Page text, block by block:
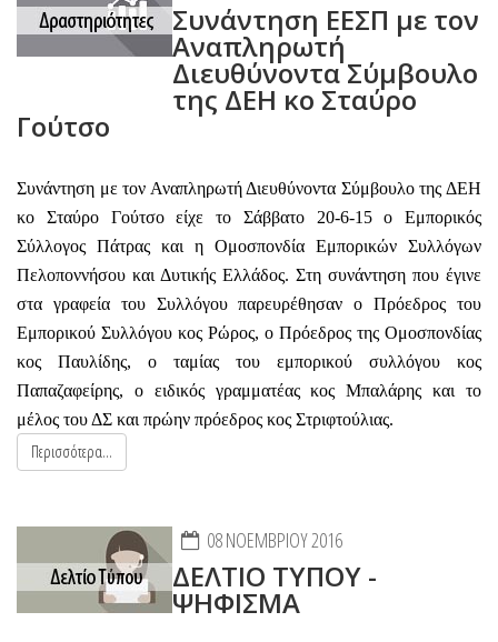
Συνάντηση ΕΕΣΠ με τον
Αναπληρωτή
Διευθύνοντα Σύμβουλο
της ΔΕΗ κο Σταύρο
Γούτσο
Συνάντηση με τον Αναπληρωτή Διευθύνοντα Σύμβουλο της ΔΕΗ
κο Σταύρο Γούτσο είχε το Σάββατο 20-6-15 ο Εμπορικός
Σύλλογος Πάτρας και η Ομοσπονδία Εμπορικών Συλλόγων
Πελοποννήσου και Δυτικής Ελλάδος. Στη συνάντηση που έγινε
στα γραφεία του Συλλόγου παρευρέθησαν ο Πρόεδρος του
Εμπορικού Συλλόγου κος Ρώρος, ο Πρόεδρος της Ομοσπονδίας
κος Παυλίδης, ο ταμίας του εμπορικού συλλόγου κος
Παπαζαφείρης, ο ειδικός γραμματέας κος Μπαλάρης και το
μέλος του ΔΣ και πρώην πρόεδρος κος Στριφτούλιας.
Περισσότερα...
08 ΝΟΕΜΒΡΊΟΥ 2016
ΔΕΛΤΙΟ ΤΥΠΟΥ -
ΨΗΦΙΣΜΑ